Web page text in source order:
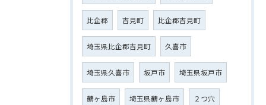
比企郡 吉見町 比企郡吉見町
埼玉県比企郡吉見町 久喜市
埼玉県久喜市 坂戸市 埼玉県坂戸市
鶴ヶ島市 埼玉県鶴ヶ島市 ２つ穴